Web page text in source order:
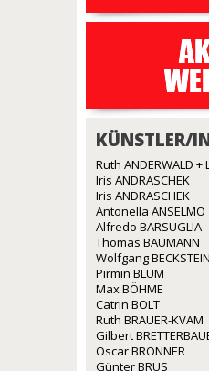
KÜNSTLER/
Ruth ANDERWALD
Iris ANDRASCHEK
Iris ANDRASCHEK
Antonella ANSELMO
Alfredo BARSUGLIA
Thomas BAUMANN
Wolfgang
Pirmin BLUM
Max BÖHME
Catrin BOLT
Ruth BRAUER-KVAM
Gilbert
Oscar BRONNER
Günter BRUS